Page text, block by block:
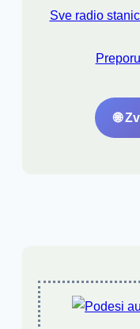
Sve radio
🌐